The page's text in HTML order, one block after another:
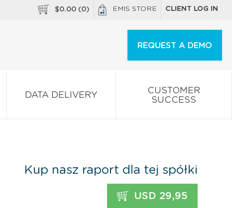
$0.00 (0) EMIS STORE CLIENT LOG IN
REQUEST A DEMO
DATA DELIVERY
CUSTOMER
SUCCESS
Kup nasz raport dla tej spółki
USD 29,95